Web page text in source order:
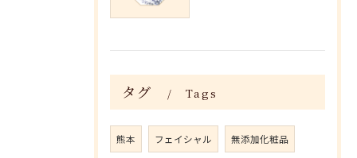
タグ Tags
熊本 フェイシャル 無添加化粧品